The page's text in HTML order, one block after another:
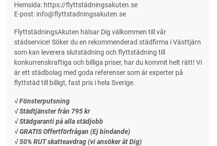
Hemsida: https://flyttstädningsakuten.se
E-post: info@flyttstadningsakuten.se
FlyttstädningsAkuten hälsar Dig välkommen till vår
städservice! Söker du en rekommenderad städfirma i Västtjärn
som kan leverera slutstädning och flyttstädning till
konkurrenskraftiga och billiga priser, har du kommit helt rätt! Vi
är ett städbolag med goda referenser som är experter på
flyttstäd till billigt, fast pris i hela Sverige.
√ Fönsterputsning
√ Städtjänster från 795 kr
√ Städgaranti på alla städjobb
√ GRATIS Offertförfrågan (Ej bindande)
√ 50% RUT skatteavdrag (vi ansöker åt Dig)